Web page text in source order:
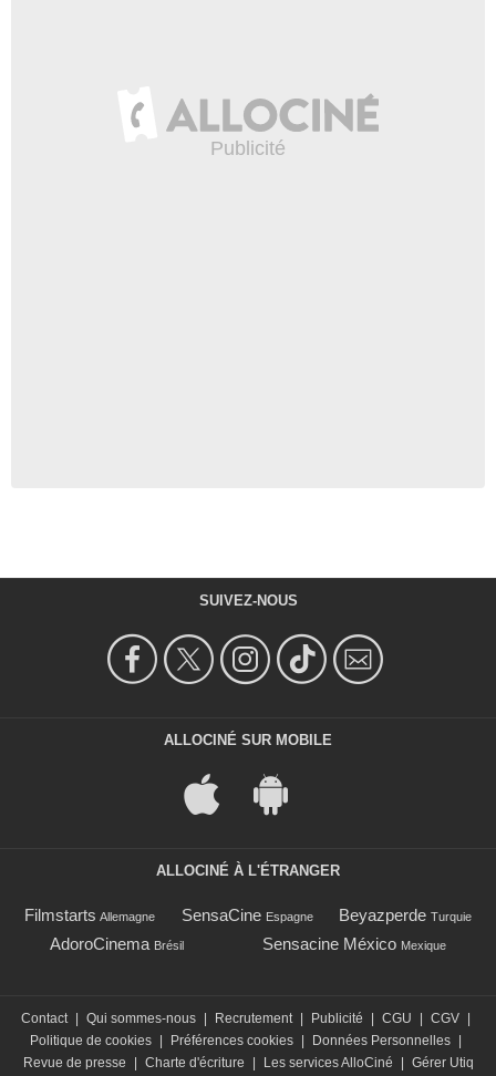
SUIVEZ-NOUS
ALLOCINÉ SUR MOBILE
ALLOCINÉ À L'ÉTRANGER
Filmstarts Allemagne SensaCine Espagne Beyazperde Turquie
AdoroCinema Brésil Sensacine México Mexique
Contact Qui sommes-nous Recrutement Publicité CGU CGV
Politique de cookies
Préférences cookies Données Personnelles
Revue de presse
Charte d'écriture Les services AlloCiné Gérer Utiq